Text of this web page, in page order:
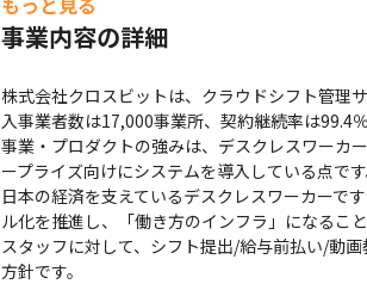
事業内容の詳細
株式会社クロスビットは、クラウドシフト管理
入事業者数は17,000事業所、契約継続率は99.4
事業・プロダクトの強みは、デスクレスワーカ
ープライズ向けにシステムを導入している点です
日本の経済を支えているデスクレスワーカーで
ル化を推進し、「働き方のインフラ」になるこ
スタッフに対して、シフト提出/給与前払い/動
方針です。